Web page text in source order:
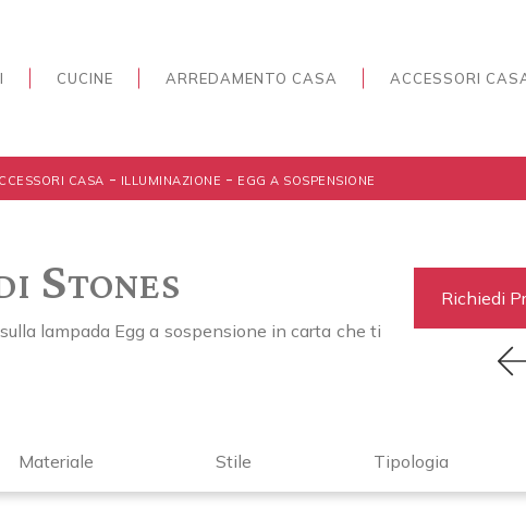
CUCINE ARREDAMENTO CASA ACCESSORI
CASA - ILLUMINAZIONE - EGG A SOSPENSIONE
Stones
lampada Egg a sospensione in carta che ti
Richiedi
Materiale Stile Tipologia